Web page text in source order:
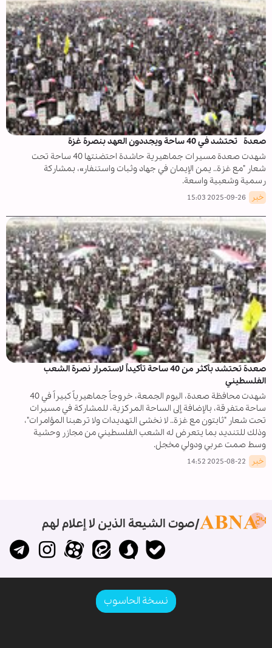
صعدة تحتشد في 40 ساحة ويجددون العهد بنصرة غزة
شهدت صعدة مسيرات جماهيرية حاشدة احتضنتها 40 ساحة تحت
شعار "مع غزة.. يمن الإيمان في جهاد وثبات واستنفار»، بمشاركة
رسمية وشعبية واسعة.
خبر 2025-09-26 15:03
صعدة تحتشد بأكثر من 40 ساحة تأكيداً لاستمرار نصرة الشعب
الفلسطيني
شهدت محافظة صعدة، اليوم الجمعة، خروجاً جماهيرياً كبيراً في 40
ساحة متفرقة، بالإضافة إلى الساحة المركزية، للمشاركة في مسيرات
تحت شعار "ثابتون مع غزة.. لا نخشى التهديدات ولا ترهبنا المؤامرات"،
وذلك للتنديد بما يتعرض له الشعب الفلسطيني من مجازر وحشية
وسط صمت عربي ودولي مخجل.
خبر 2025-08-22 14:52
صوت الشيعة الذين لا إعلام لهم
نسخة الحاسوب